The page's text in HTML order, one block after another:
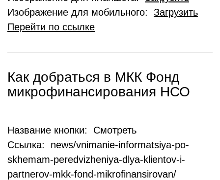
Изображение для мобильного: Загрузить
Перейти по ссылке
Как добраться в МКК Фонд
микрофинансирования НСО
Название кнопки: Смотреть
Ссылка: news/vnimanie-informatsiya-po-
skhemam-peredvizheniya-dlya-klientov-i-
partnerov-mkk-fond-mikrofinansirovan/